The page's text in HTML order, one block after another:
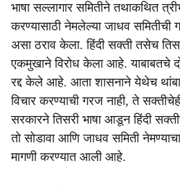
भाषा सल्लागार समितीने तथाकथित
करण्यासाठी नेमलेल्या जाधव समितीची
असा ठराव केला. हिंदी सक्ती तसेच
एकमुखाने विरोध केला आहे. याबाबतचे
रद्द केले आहे. आता शासनाने येथेच
विचार करण्याची गरज नाही, ते
सरकारने तिसरी भाषा आडून हिंदी
तो सोडावा आणि जाधव समिती
मागणी करण्यात आली आहे.